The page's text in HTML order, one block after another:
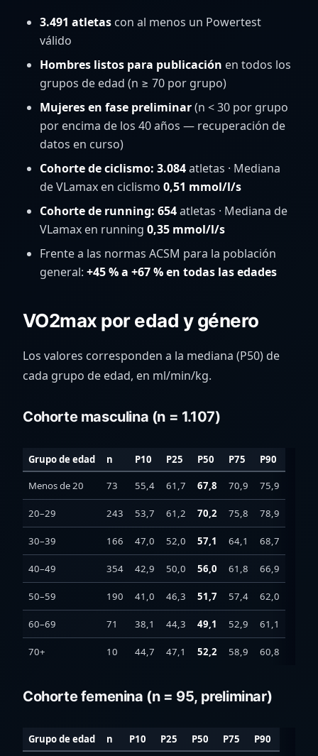
3.491 atletas con al menos un Powertest
válido
Hombres listos para publicación en todos los
grupos de edad (n ≥ 70 por grupo)
Mujeres en fase preliminar(n < 30 por grupo
por encima de los 40 años — recuperación de
datos en curso)
Cohorte de ciclismo: 3.084atletas · Mediana
de VLamax en ciclismo 0,51 mmol/l/s
Cohorte de running: 654atletas · Mediana de
VLamax en running 0,35 mmol/l/s
Frente a las normas ACSM para la población
general: +45 % a +67 % en todas las edades
VO2max por edad y género
Los valores corresponden a la mediana (P50) de
cada grupo de edad, en ml/min/kg.
Cohorte masculina (n = 1.107)
Grupo de edad n P10 P25 P50 P75 P90
Menos de 20 73 55,4 61,7 67,8 70,9 75,9
20–29 243 53,7 61,2 70,2 75,8 78,9
30–39 166 47,0 52,0 57,1 64,1 68,7
40–49 354 42,9 50,0 56,0 61,8 66,9
50–59 190 41,0 46,3 51,7 57,4 62,0
60–69 71 38,1 44,3 49,1 52,9 61,1
70+ 10 44,7 47,1 52,2 58,9 60,8
Cohorte femenina (n = 95, preliminar)
Grupo de edad n P10 P25 P50 P75 P90